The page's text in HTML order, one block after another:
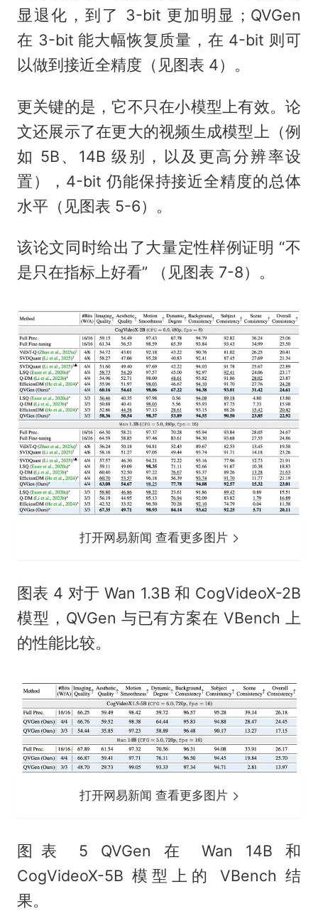
显退化，到了 3-bit 更加明显；QVGen
在 3-bit 能大幅恢复质量，在 4-bit 则可
以做到接近全精度（见图表 4）。
更关键的是，它不只在小模型上有效。论
文还展示了在更大的视频生成模型上（例
如 5B、14B 级别，以及更高分辨率设
置），4-bit 仍能保持接近全精度的总体
水平（见图表 5-6）。
该论文同时给出了大量定性样例证明 “不
是只在指标上好看” （见图表 7-8）。
打开网易新闻 查看更多图片
图表 4 对于 Wan 1.3B 和 CogVideoX-2B
模型，QVGen 与已有方案在 VBench 上
的性能比较。
打开网易新闻 查看更多图片
图表 5 QVGen 在 Wan 14B 和
CogVideoX-5B 模型上的 VBench 结
果。